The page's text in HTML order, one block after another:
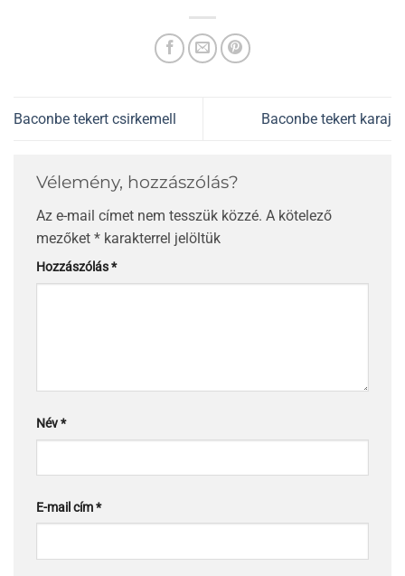
Baconbe tekert csirkemell Baconbe tekert karaj
Vélemény, hozzászólás?
Az e-mail címet nem tesszük közzé. A kötelező
mezőket * karakterrel jelöltük
Hozzászólás*
Név*
E-mail cím*